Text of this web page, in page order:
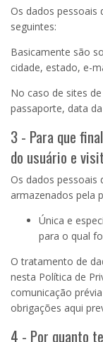
Os dados pessoais
seguintes:
Basicamente são
cidade, estado, e-
No caso de sites
passaporte, data
3 - Para que
do usuário e
Os dados pessoais
armazenados pela
Única e
para o qual
O tratamento de
nesta Política de
comunicação
obrigações aqui
4 - Por quanto